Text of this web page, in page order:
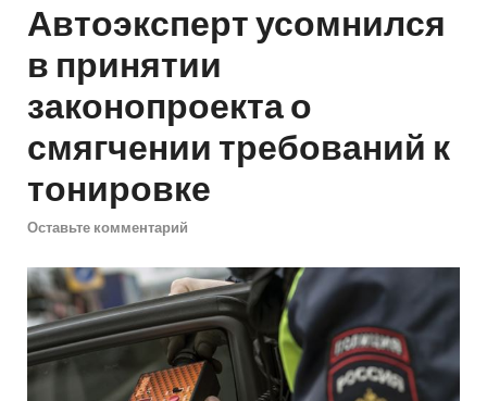
Автоэксперт усомнился
в принятии
законопроекта о
смягчении требований к
тонировке
Оставьте комментарий